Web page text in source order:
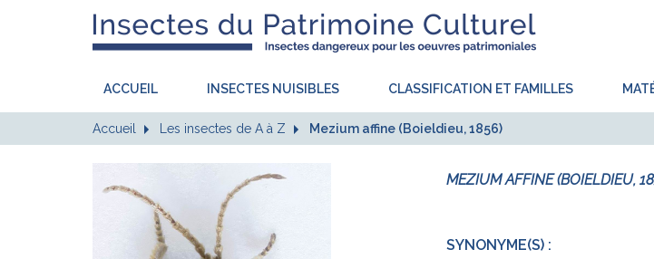
ACCUEIL INSECTES NUISIBLES CLASSIFICATION ET FAMILLES
Accueil Les insectes de A à Z Mezium affine (Boieldieu, 1856)
MEZIUM AFFINE (BOIELDIEU,
SYNONYME(S) :